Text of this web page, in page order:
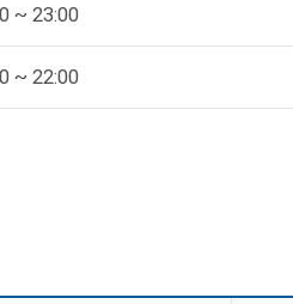
~ 23:00
~ 22:00